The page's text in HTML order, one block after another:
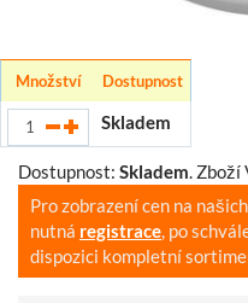
Množství Dostupnost
Skladem
Dostupnost: Skladem. Zboží
Pro zobrazení cen na
nutná registrace, po
dispozici kompletní